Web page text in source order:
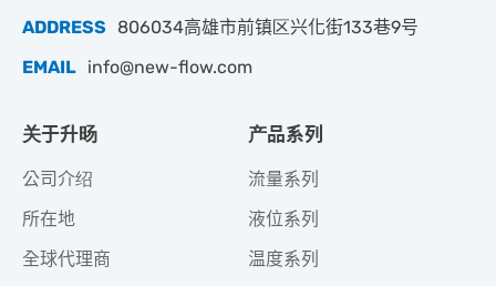
ADDRESS
806034高雄市前镇区兴化街133巷9号
EMAIL info@new-flow.com
关于升旸
公司介绍
所在地
全球代理商
产品系列
流量系列
液位系列
温度系列